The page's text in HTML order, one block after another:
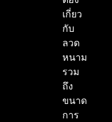
เกี่ยว
กับ
ลวด
หนาม
รวม
ถึง
ขนาด
การ